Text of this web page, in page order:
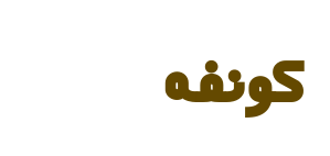
كونفه